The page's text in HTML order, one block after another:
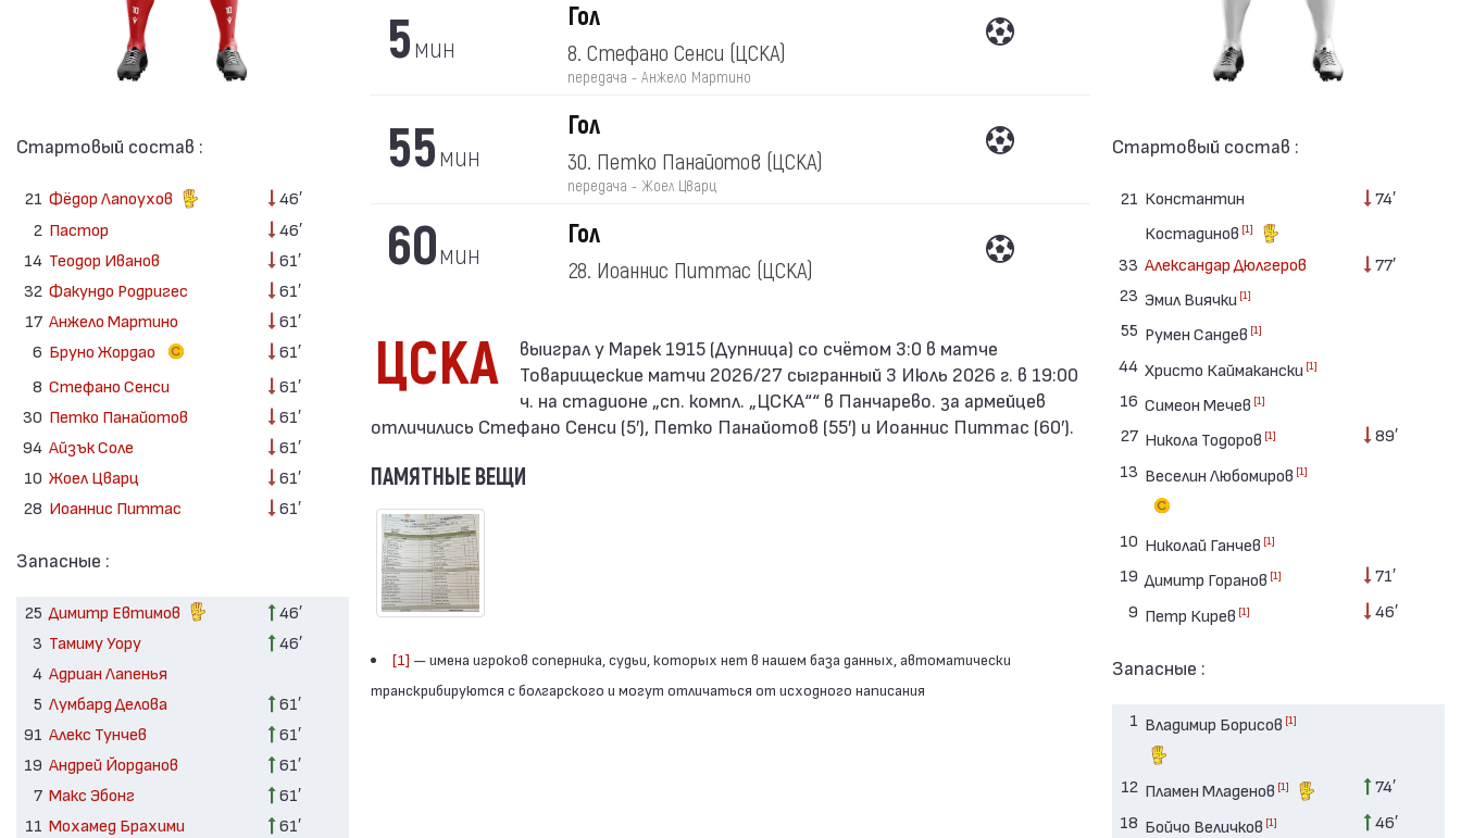
Стартовый состав :
21 Фёдор Лапоухов
46′
2 Пастор
46′
14 Теодор Иванов
61′
32 Факундо Родригес
61′
17 Анжело Мартино
61′
6 Бруно Жордао
61′
8 Стефано Сенси
61′
30 Петко Панайотов
61′
94 Айзък Соле
61′
10 Жоел Цварц
61′
28 Иоаннис Питтас 61′
Запасные :
25 Димитр Евтимов
46′
3 Тамиму Уору
46′
4 Адриан Лапенья
5 Лумбард Делова
61′
91 Алекс Тунчев
61′
19 Андрей Йорданов
61′
7 Макс Эбонг
61′
11 Мохамед Брахими
61′
5мин
Гол
8. Стефано Сенси (ЦСКА)
передача - Анжело Мартино
55мин
Гол
30. Петко Панайотов (ЦСКА)
передача - Жоел Цварц
60мин
Гол
28. Иоаннис Питтас (ЦСКА)
ЦСКА
Товарищеские матчи 2026/27 сыгранный 3 Июль 2026 г. в 19:00
ч. на стадионе „сп. компл. „ЦСКА““ в Панчарево. за армейцев
отличились Стефано Сенси (5′), Петко Панайотов (55′) и Иоаннис Питтас (60′).
ПАМЯТНЫЕ ВЕЩИ
[1] — имена игроков соперника, судьи, которых нет в нашем база данных, автоматически
транскрибируются с болгарского и могут отличаться от исходного написания
Стартовый состав :
21 Константин
Костадинов [1]
74′
33 Александар Дюлгеров
77′
23 Эмил Виячки [1]
55 Румен Сандев [1]
44 Христо Каймакански [1]
16 Симеон Мечев [1]
27 Никола Тодоров [1]
89′
13 Веселин Любомиров [1]
10 Николай Ганчев [1]
19 Димитр Горанов [1]
71′
9 Петр Кирев [1] 46′
Запасные :
1 Владимир Борисов [1]
12 Пламен Младенов [1]
74′
18 Бойчо Величков [1]
46′